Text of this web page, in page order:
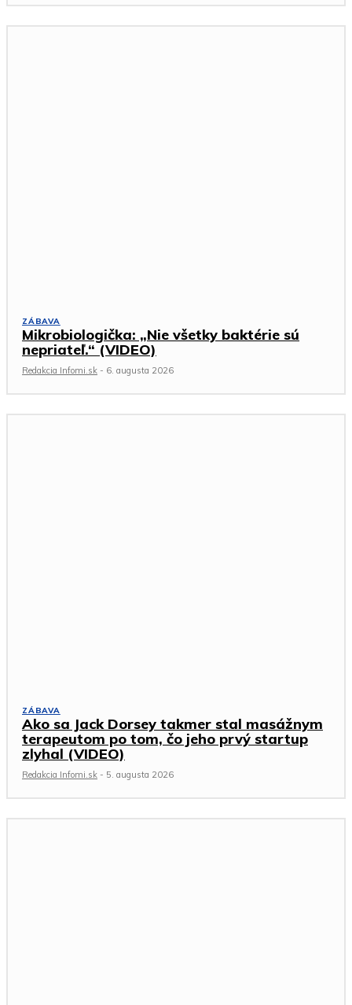
ZÁBAVA
Mikrobiologička: „Nie všetky baktérie sú
nepriateľ.“ (VIDEO)
Redakcia Infomi.sk - 6. augusta 2026
ZÁBAVA
Ako sa Jack Dorsey takmer stal masážnym
terapeutom po tom, čo jeho prvý startup
zlyhal (VIDEO)
Redakcia Infomi.sk - 5. augusta 2026